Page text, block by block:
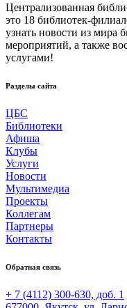
Централизованная
это 18 библиотек-
узнать новости из мира
мероприятий, а также
услугами!
Разделы сайта
ЦБС
Библиотеки
Афиша
Клубы
Услуги
Новости
Мультимедиа
Проекты
Коллегам
Партнеры
Контакты
Обратная связь
+ 7 (4112) 300-630, доб. 1